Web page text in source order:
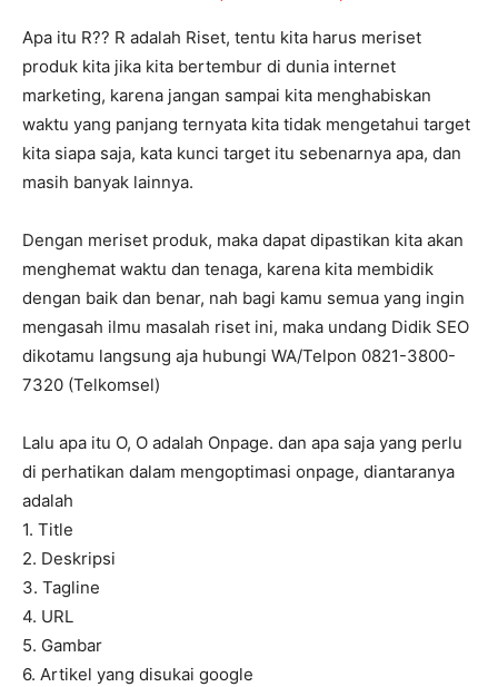
Apa itu R?? R adalah Riset, tentu kita harus meriset
produk kita jika kita bertembur di dunia internet
marketing, karena jangan sampai kita menghabiskan
waktu yang panjang ternyata kita tidak mengetahui target
kita siapa saja, kata kunci target itu sebenarnya apa, dan
masih banyak lainnya.
Dengan meriset produk, maka dapat dipastikan kita akan
menghemat waktu dan tenaga, karena kita membidik
dengan baik dan benar, nah bagi kamu semua yang ingin
mengasah ilmu masalah riset ini, maka undang Didik SEO
dikotamu langsung aja hubungi WA/Telpon 0821-3800-
7320 (Telkomsel)
Lalu apa itu O, O adalah Onpage. dan apa saja yang perlu
di perhatikan dalam mengoptimasi onpage, diantaranya
adalah
1. Title
2. Deskripsi
3. Tagline
4. URL
5. Gambar
6. Artikel yang disukai google